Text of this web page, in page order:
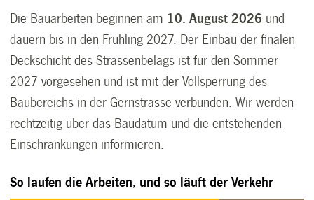
Die Bauarbeiten beginnen am 10. August 2026 und
dauern bis in den Frühling 2027. Der Einbau der finalen
Deckschicht des Strassenbelags ist für den Sommer
2027 vorgesehen und ist mit der Vollsperrung des
Baubereichs in der Gernstrasse verbunden. Wir werden
rechtzeitig über das Baudatum und die entstehenden
Einschränkungen informieren.
So laufen die Arbeiten, und so läuft der Verkehr